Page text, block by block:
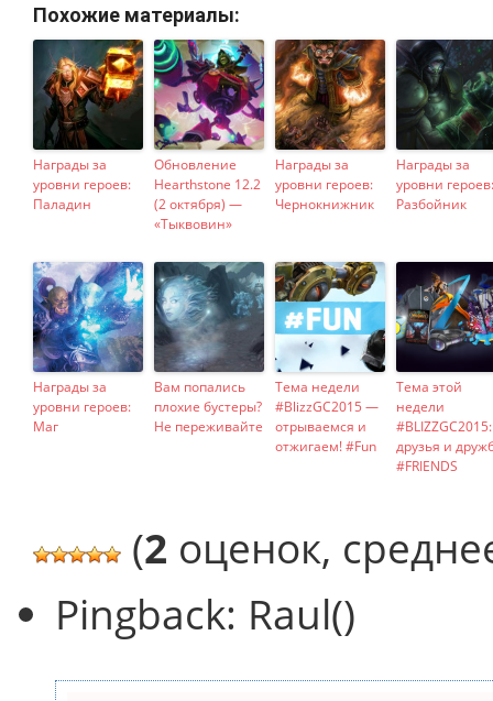
Похожие материалы:
Награды за
уровни героев:
Паладин
Обновление
Hearthstone 12.2
(2 октября) —
«Тыквовин»
Награды за
уровни героев:
Чернокнижник
Награды за
уровни героев:
Разбойник
Награды за
уровни героев:
Маг
Вам попались
плохие бустеры?
Не переживайте
Тема недели
#BlizzGC2015 —
отрываемся и
отжигаем! #Fun
Тема этой
недели
#BLIZZGC2015:
друзья и
#FRIENDS
(2 оценок,
Pingback: Raul()